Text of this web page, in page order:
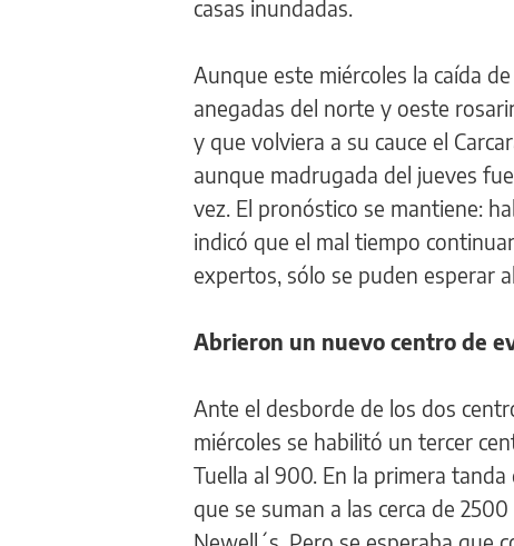
casas inundadas.
Aunque este miércoles la caída
anegadas del norte y oeste
y que volviera a su cauce el
aunque madrugada del jueves
vez. El pronóstico se mantiene:
indicó que el mal tiempo
expertos, sólo se puden esperar
Abrieron un nuevo centro de
Ante el desborde de los dos
miércoles se habilitó un tercer
Tuella al 900. En la primera
que se suman a las cerca de